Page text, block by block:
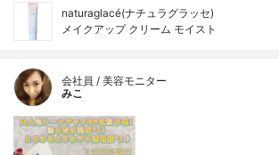
naturaglacé(ナチュラグラッセ)
メイクアップ クリーム モイスト
会社員 / 美容モニター
みこ